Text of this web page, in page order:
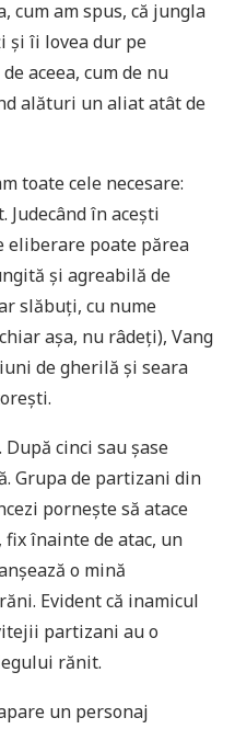
cum am spus, că jungla
și îi lovea dur pe
aceea, cum de nu
alături un aliat atât de
toate cele necesare:
în acești
eliberare poate părea
și agreabilă de
slăbuți, cu nume
așa, nu râdeți), Vang
de gherilă și seara
cinci sau șase
Grupa de partizani din
pornește să atace
fix înainte de atac, un
o mină
Evident că inamicul
partizani au o
rănit.
un personaj